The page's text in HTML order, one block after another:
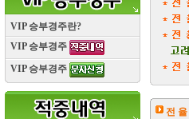
VIP 승부경주란?
VIP 승부경주
VIP 승부경주
전 율